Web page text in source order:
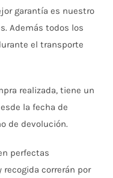
garantía es nuestro
Además todos los
el transporte
realizada, tiene un
la fecha de
de devolución.
perfectas
correrán por